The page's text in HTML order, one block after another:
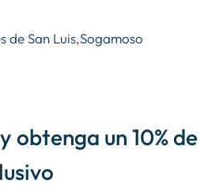
de San Luis,Sogamoso
obtenga un 10% de